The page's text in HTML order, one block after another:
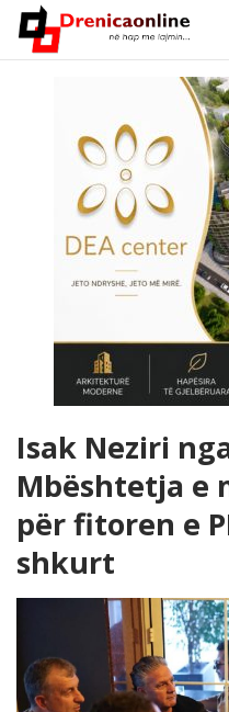
Isak Neziri
Mbështetja e
për fitoren e
shkurt